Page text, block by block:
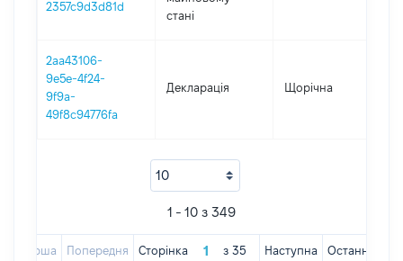
2357c9d3d81d
стані
2aa43106-
9e5e-4f24-
9f9a-
49f8c94776fa
Декларація Щорічна
1 - 10 з 349
Перша Попередня Сторінка з 35 Наступна Остання